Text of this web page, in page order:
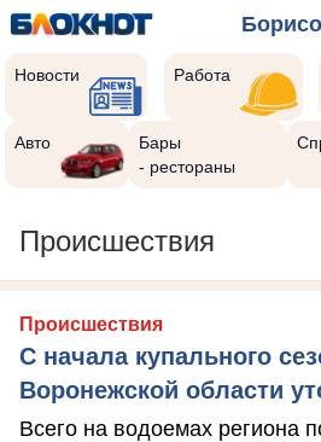
Новости Работа
Авто
Бары
- рестораны
Происшествия
Происшествия
С начала купального
Воронежской области
Всего на водоемах региона